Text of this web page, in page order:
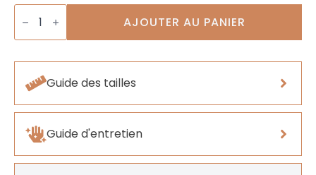
quantité
de
Boucle
Deux
Alizéa
AJOUTER AU PANIER
Guide des tailles
Guide d'entretien